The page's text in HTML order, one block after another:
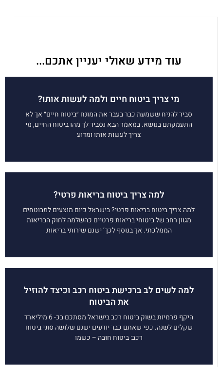
עוד מידע שאולי יעניין אתכם...
מי צריך ביטוח חיים ולמה לעשות אותו?
סביר להניח ששמעת כבר בעבר את המונח ״ביטוח חיים״ אך לא
התעמקתם בנושא. במאמר הבא נסביר לך מהו ביטוח החיים, מי
צריך לעשות אותו ומדוע
למה צריך ביטוח בריאות פרטי?
למה צריך ביטוח בריאות פרטי? בישראל כיום מוצעים למבוטחים
מגוון רחב של ביטוחי בריאות פרטיים כהשלמה לחוק הבריאות
הממלכתי. אך בנוסף לכך’ ישנם שירותי בריאות
למה לשים לב ברכישת ביטוח רכב וכיצד להוזיל
את הביטוח
היקף פרמיות בשוק ביטוח רכב בישראל מסתכם בכ- 6 מיליארד
שקלים לשנה. כפי שאתם כבר יודעים ישנם שלושה סוגי ביטוח
רכב: ביטוח חובה – כשמו